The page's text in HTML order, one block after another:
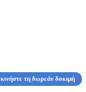
τη δωρεάν δοκιμή